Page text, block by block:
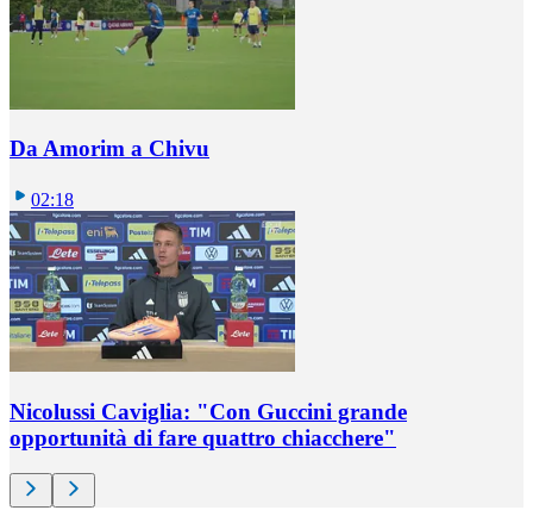
Da Amorim a Chivu
02:18
Nicolussi Caviglia: "Con Guccini grande
opportunità di fare quattro chiacchere"